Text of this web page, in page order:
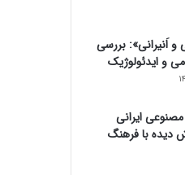
و اَنیرانی»: بررسی
و ایدئولوژیک
ایرانی
دیده با فرهنگ